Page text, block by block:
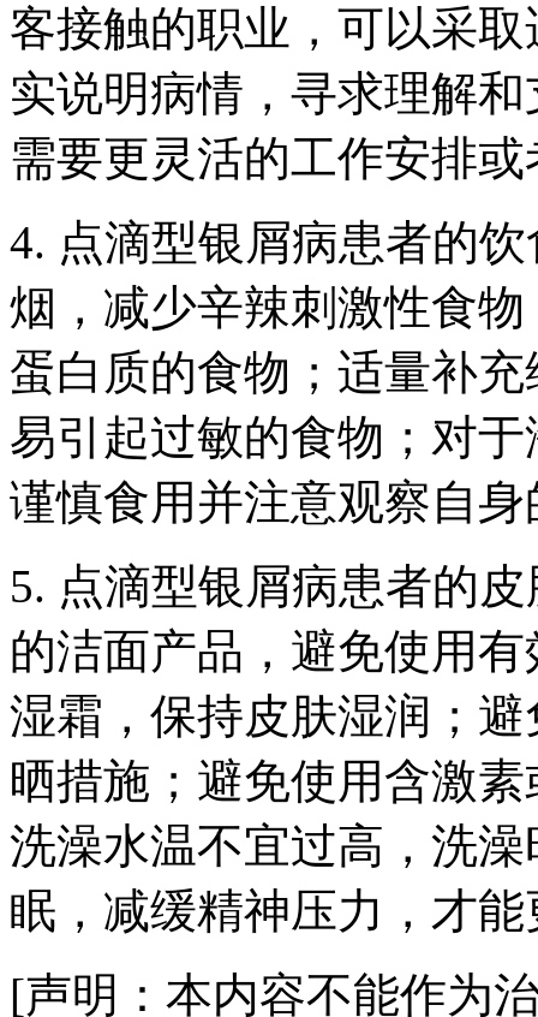
客接触的职业，可以采
实说明病情，寻求理解
需要更灵活的工作安排
4. 点滴型银屑病患者的
烟，减少辛辣刺激性食
蛋白质的食物；适量补
易引起过敏的食物；对
谨慎食用并注意观察自
5. 点滴型银屑病患者的
的洁面产品，避免使用
湿霜，保持皮肤湿润；
晒措施；避免使用含激
洗澡水温不宜过高，洗
眠，减缓精神压力，才
[声明：本内容不能作为